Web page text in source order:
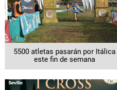
5500 atletas pasarán por Itálica
este fin de semana